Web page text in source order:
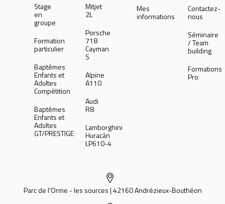
Stage
en
groupe
Formation
particulier
Baptêmes
Enfants et
Adultes
Compétition
Baptêmes
Enfants et
Adultes
GT/PRESTIGE
Mitjet
2L
Porsche
718
Cayman
S
Alpine
A110
Audi
R8
Lamborghini
Huracán
LP610-4
Mes
informations
Contactez-
nous
Séminaire
/ Team
building
Formations
Pro
Parc de l'Orme - les sources | 42160 Andrézieux-Bouthéon